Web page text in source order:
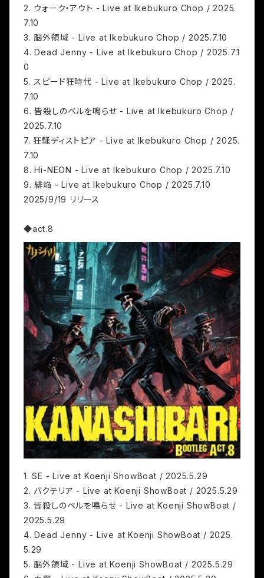
2. ウォーク・アウト - Live at Ikebukuro Chop / 2025.
7.10
3. 脳外領域 - Live at Ikebukuro Chop / 2025.7.10
4. Dead Jenny - Live at Ikebukuro Chop / 2025.7.1
0
5. スピード狂時代 - Live at Ikebukuro Chop / 2025.
7.10
6. 皆殺しのベルを鳴らせ - Live at Ikebukuro Chop /
2025.7.10
7. 狂騒ディストピア - Live at Ikebukuro Chop / 2025.
7.10
8. Hi-NEON - Live at Ikebukuro Chop / 2025.7.10
9. 緋焔 - Live at Ikebukuro Chop / 2025.7.10
2025/9/19 リリース
◆act.8
1. SE - Live at Koenji ShowBoat / 2025.5.29
2. バクテリア - Live at Koenji ShowBoat / 2025.5.29
3. 皆殺しのベルを鳴らせ - Live at Koenji ShowBoat /
2025.5.29
4. Dead Jenny - Live at Koenji ShowBoat / 2025.
5.29
5. 脳外領域 - Live at Koenji ShowBoat / 2025.5.29